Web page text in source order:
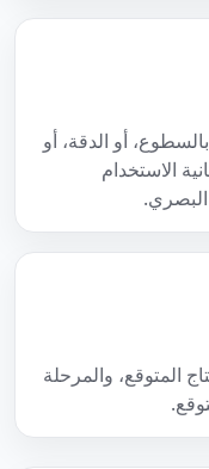
أو الدقة، أو
الاستخدام
البصري.
المتوقع، والمرحلة